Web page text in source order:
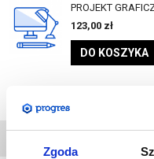
Zgoda
PROJEKT
123,00 zł
DO KOSZYKA
DANE